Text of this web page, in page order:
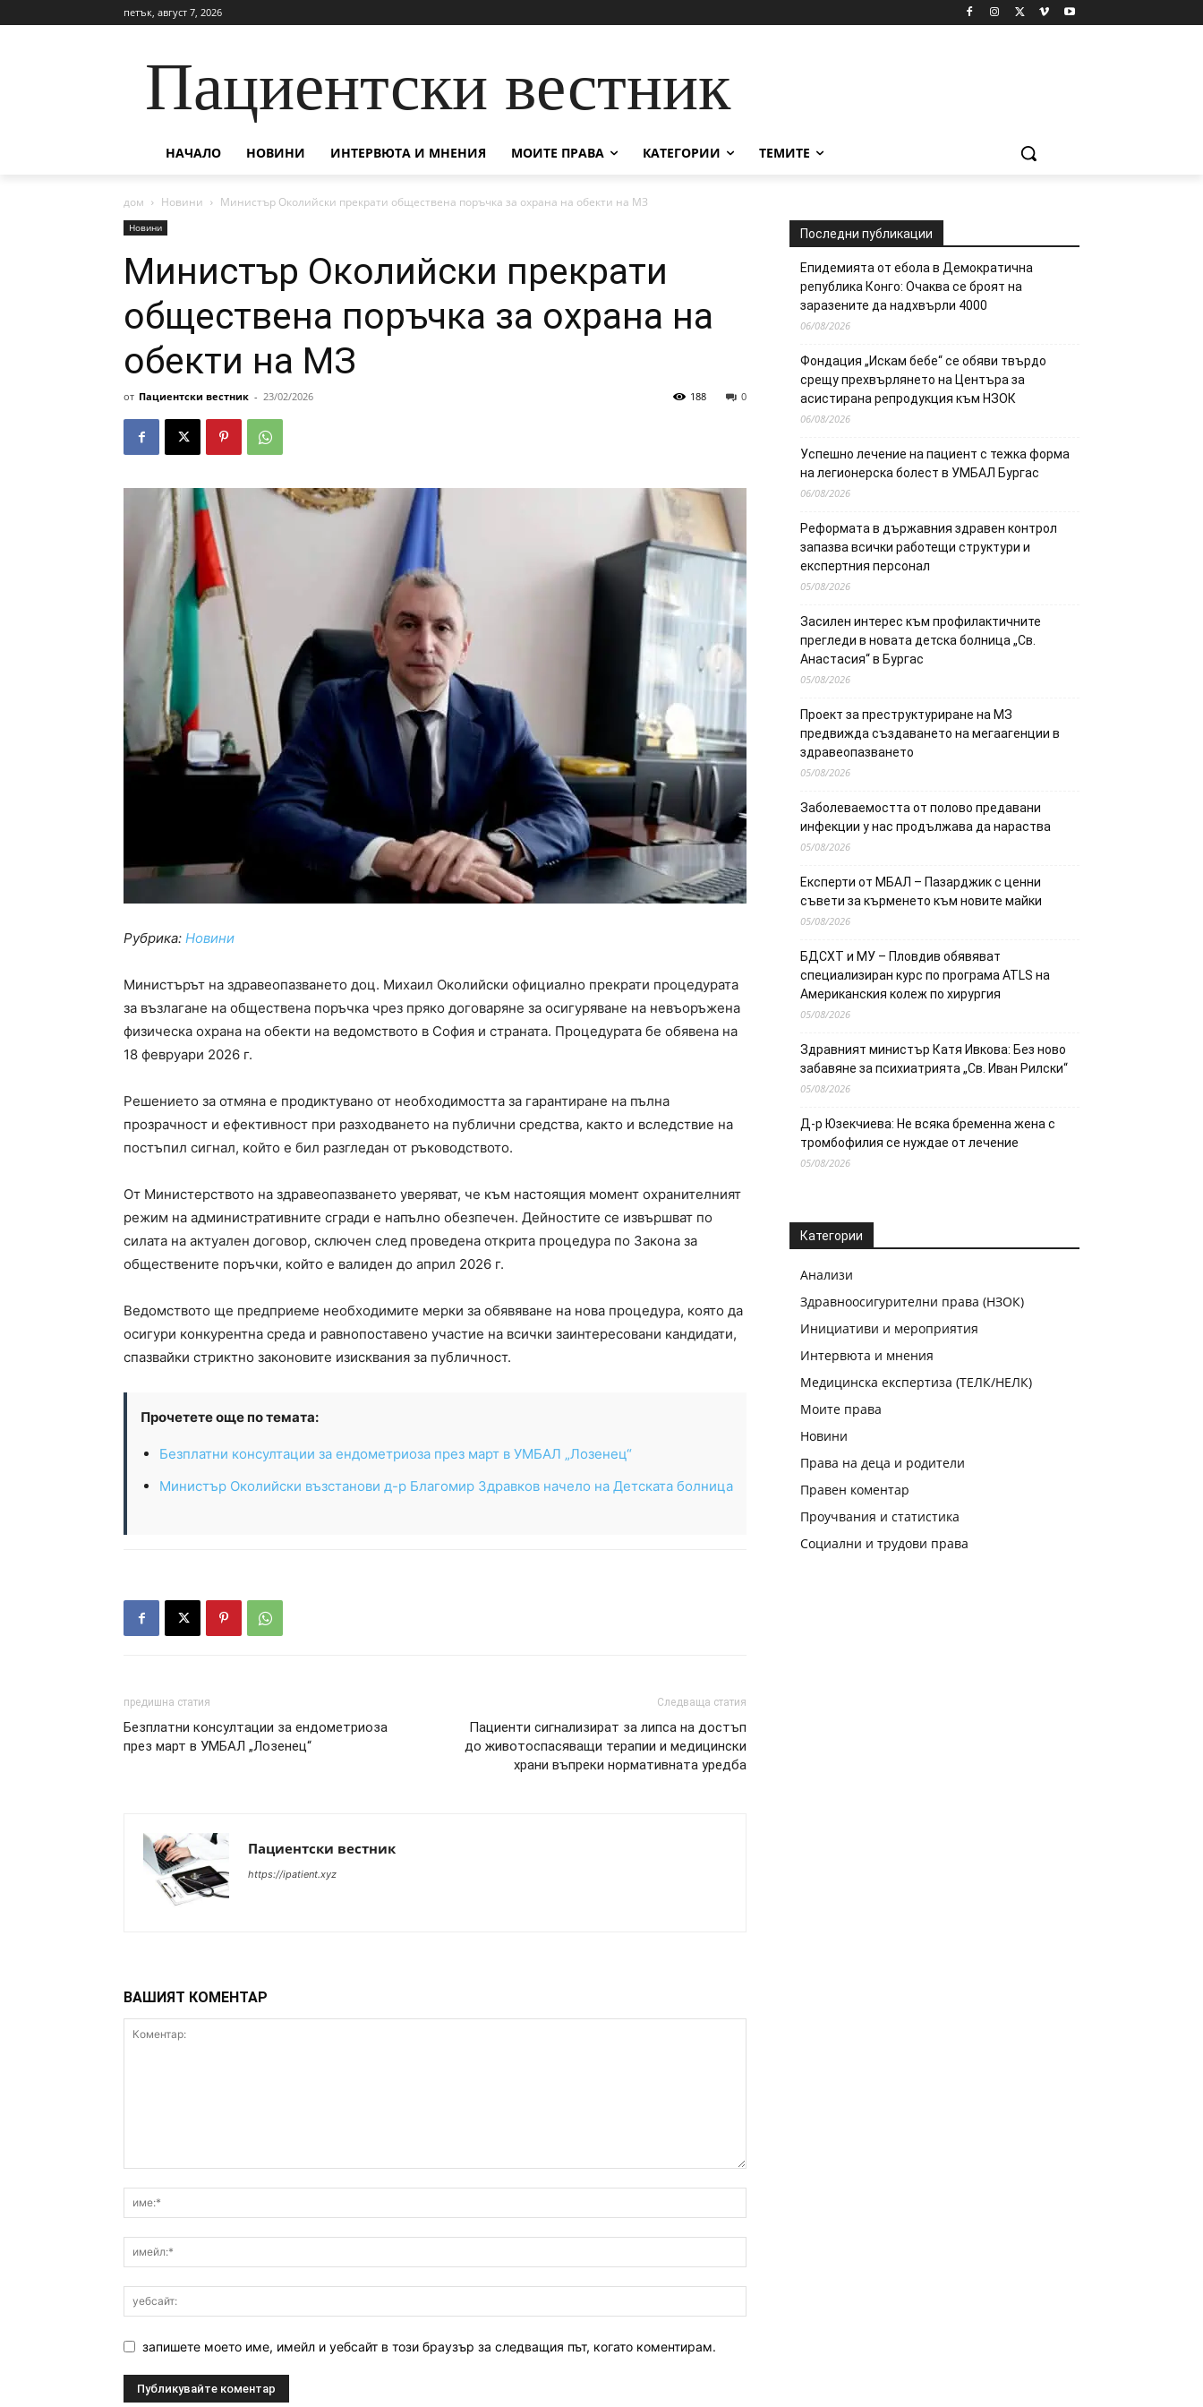
петък, август 7, 2026
Пациентски вестник
НАЧАЛО НОВИНИ ИНТЕРВЮТА И МНЕНИЯ МОИТЕ ПРАВА КАТЕГОРИИ ТЕМИТЕ
дом Новини Министър Околийски прекрати обществена поръчка за охрана на обекти на МЗ
Новини
Министър Околийски прекрати
обществена поръчка за охрана на
обекти на МЗ
от Пациентски вестник - 23/02/2026 0
188
Рубрика: Новини
Министърът на здравеопазването доц. Михаил Околийски официално прекрати процедурата
за възлагане на обществена поръчка чрез пряко договаряне за осигуряване на невъоръжена
физическа охрана на обекти на ведомството в София и страната. Процедурата бе обявена на
18 февруари 2026 г.
Решението за отмяна е продиктувано от необходимостта за гарантиране на пълна
прозрачност и ефективност при разходването на публични средства, както и вследствие на
постъпил сигнал, който е бил разгледан от ръководството.
От Министерството на здравеопазването уверяват, че към настоящия момент охранителният
режим на административните сгради е напълно обезпечен. Дейностите се извършват по
силата на актуален договор, сключен след проведена открита процедура по Закона за
обществените поръчки, който е валиден до април 2026 г.
Ведомството ще предприеме необходимите мерки за обявяване на нова процедура, която да
осигури конкурентна среда и равнопоставено участие на всички заинтересовани кандидати,
спазвайки стриктно законовите изисквания за публичност.
Прочетете още по темата:
Безплатни консултации за ендометриоза през март в УМБАЛ „Лозенец“
Министър Околийски възстанови д-р Благомир Здравков начело на Детската болница
предишна статия
Безплатни консултации за ендометриоза
през март в УМБАЛ „Лозенец“
Следваща статия
Пациенти сигнализират за липса на достъп
до животоспасяващи терапии и медицински
храни въпреки нормативната уредба
Пациентски вестник
https://ipatient.xyz
ВАШИЯТ КОМЕНТАР
запишете моето име, имейл и уебсайт в този браузър за следващия път, когато коментирам.
Последни публикации
Епидемията от ебола в Демократична
република Конго: Очаква се броят на
заразените да надхвърли 4000
06/08/2026
Фондация „Искам бебе“ се обяви твърдо
срещу прехвърлянето на Центъра за
асистирана репродукция към НЗОК
06/08/2026
Успешно лечение на пациент с тежка форма
на легионерска болест в УМБАЛ Бургас
06/08/2026
Реформата в държавния здравен контрол
запазва всички работещи структури и
експертния персонал
05/08/2026
Засилен интерес към профилактичните
прегледи в новата детска болница „Св.
Анастасия“ в Бургас
05/08/2026
Проект за преструктуриране на МЗ
предвижда създаването на мегаагенции в
здравеопазването
05/08/2026
Заболеваемостта от полово предавани
инфекции у нас продължава да нараства
05/08/2026
Експерти от МБАЛ – Пазарджик с ценни
съвети за кърменето към новите майки
05/08/2026
БДСХТ и МУ – Пловдив обявяват
специализиран курс по програма ATLS на
Американския колеж по хирургия
05/08/2026
Здравният министър Катя Ивкова: Без ново
забавяне за психиатрията „Св. Иван Рилски“
05/08/2026
Д-р Юзекчиева: Не всяка бременна жена с
тромбофилия се нуждае от лечение
05/08/2026
Категории
Анализи
Здравноосигурителни права (НЗОК)
Инициативи и мероприятия
Интервюта и мнения
Медицинска експертиза (ТЕЛК/НЕЛК)
Моите права
Новини
Права на деца и родители
Правен коментар
Проучвания и статистика
Социални и трудови права